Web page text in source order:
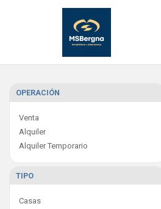
OPERACIÓN
Venta
Alquiler
Alquiler Temporario
TIPO
Casas